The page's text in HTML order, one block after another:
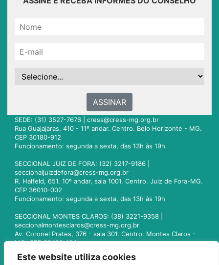
Este website utiliza cookies
ASSINAR
SEDE: (31) 3527-7676 | cress@cress-mg.org.br
Rua Guajajaras, 410 - 11º andar. Centro. Belo Horizonte - MG.
CEP 30180-912
Funcionamento: segunda a sexta, das 13h às 19h
SECCIONAL JUIZ DE FORA: (32) 3217-9186 |
seccionaljuizdefora@cress-mg.org.br
R. Halfeld, 651. 10º andar, sala 1001. Centro. Juiz de Fora-MG.
CEP 36010-002
Funcionamento: segunda a sexta, das 13h às 19h
SECCIONAL MONTES CLAROS: (38) 3221-9358 |
seccionalmontesclaros@cress-mg.org.br
Av. Coronel Prates, 376 - sala 301. Centro. Montes Claros -
MG. CEP 39400-104